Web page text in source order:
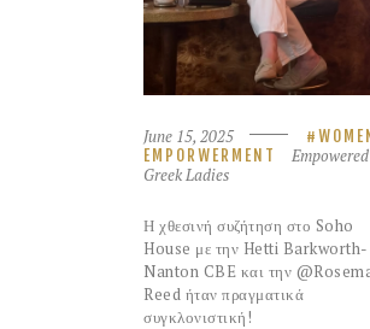
June 15, 2025
WOMEN
EMPORWERMENT
Empowered
Greek Ladies
Η χθεσινή συζήτηση στο Soho
House με την Hetti Barkworth-
Nanton CBE και την
Reed ήταν πραγματικά
συγκλονιστική!